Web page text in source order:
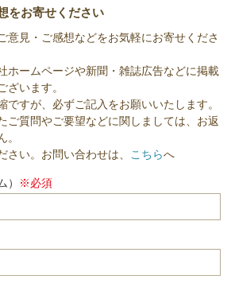
をお寄せください
意見・ご感想などをお気軽にお寄せくださ
ホームページや新聞・雑誌広告などに掲載
います。
すが、必ずご記入をお願いいたします。
ご質問やご要望などに関しましては、お返
い。お問い合わせは、 こちらへ
※必須